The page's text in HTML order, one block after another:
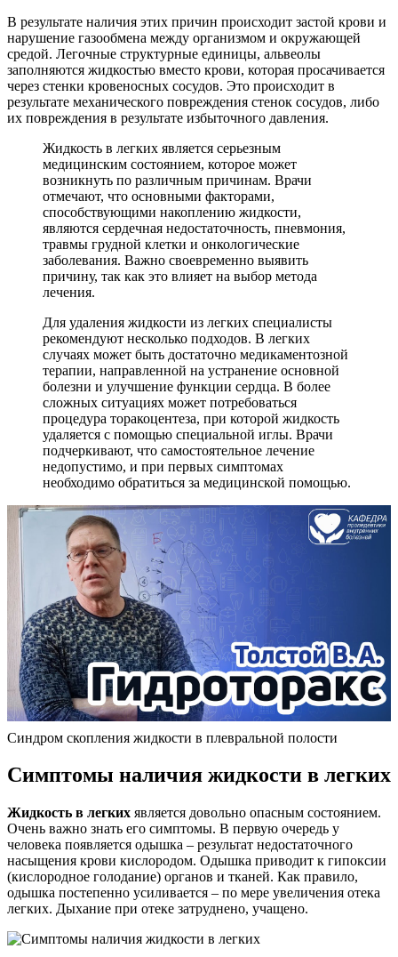
В результате наличия этих причин происходит застой крови и
нарушение газообмена между организмом и окружающей
средой. Легочные структурные единицы, альвеолы
заполняются жидкостью вместо крови, которая просачивается
через стенки кровеносных сосудов. Это происходит в
результате механического повреждения стенок сосудов, либо
их повреждения в результате избыточного давления.
Жидкость в легких является серьезным
медицинским состоянием, которое может
возникнуть по различным причинам. Врачи
отмечают, что основными факторами,
способствующими накоплению жидкости,
являются сердечная недостаточность, пневмония,
травмы грудной клетки и онкологические
заболевания. Важно своевременно выявить
причину, так как это влияет на выбор метода
лечения.
Для удаления жидкости из легких специалисты
рекомендуют несколько подходов. В легких
случаях может быть достаточно медикаментозной
терапии, направленной на устранение основной
болезни и улучшение функции сердца. В более
сложных ситуациях может потребоваться
процедура торакоцентеза, при которой жидкость
удаляется с помощью специальной иглы. Врачи
подчеркивают, что самостоятельное лечение
недопустимо, и при первых симптомах
необходимо обратиться за медицинской помощью.
Синдром скопления жидкости в плевральной полости
Симптомы наличия жидкости в легких
Жидкость в легких является довольно опасным состоянием.
Очень важно знать его симптомы. В первую очередь у
человека появляется одышка – результат недостаточного
насыщения крови кислородом. Одышка приводит к гипоксии
(кислородное голодание) органов и тканей. Как правило,
одышка постепенно усиливается – по мере увеличения отека
легких. Дыхание при отеке затруднено, учащено.